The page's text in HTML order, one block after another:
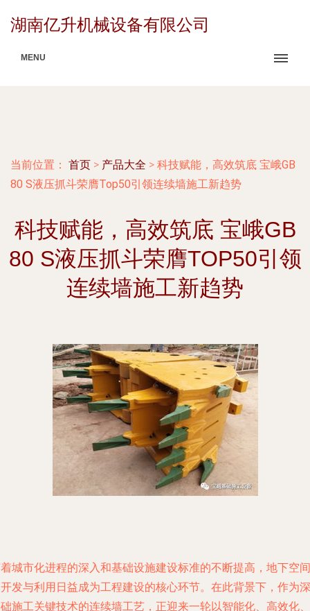
湖南亿升机械设备有限公司
MENU
当前位置： 首页 > 产品大全 > 科技赋能，高效筑底 宝峨GB
80 S液压抓斗荣膺Top50引领连续墙施工新趋势
科技赋能，高效筑底 宝峨GB
80 S液压抓斗荣膺TOP50引领
连续墙施工新趋势
城市化进程的深入和基础设施建设标准的不断提高，地下空间
发与利用日益成为工程建设的核心环节。在此背景下，作为深
施工关键技术的连续墙工艺，正迎来一轮以智能化、高效化、